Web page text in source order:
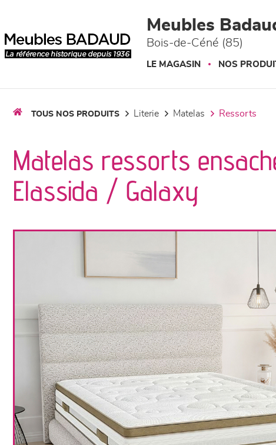
Meubles
Bois-de-Céné (85)
LE MAGASIN NOS
TOUS NOS PRODUITS literie matelas ressorts
Matelas ressorts
Elassida / Galaxy